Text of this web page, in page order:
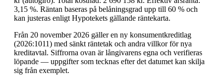
3,15 %. Räntan baseras på belåningsgrad upp till 60 % och
kan justeras enligt Hypotekets gällande räntekarta.
Från 20 november 2026 gäller en ny konsumentkreditlag
(2026:1011) med sänkt räntetak och andra villkor för nya
kreditavtal. Siffrorna ovan är långivarens egna och verifieras
löpande — uppgifter som tecknas efter det datumet kan skilja
sig från exemplet.